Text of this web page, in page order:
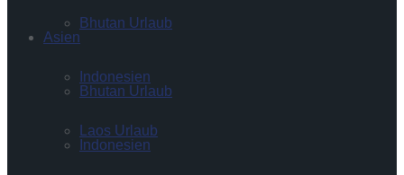
Bhutan Urlaub
Indonesien
Laos Urlaub
Asien
Bhutan Urlaub
Indonesien